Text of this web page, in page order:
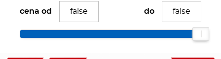
Gastronádoby
Bazar - Roboty
cena od do